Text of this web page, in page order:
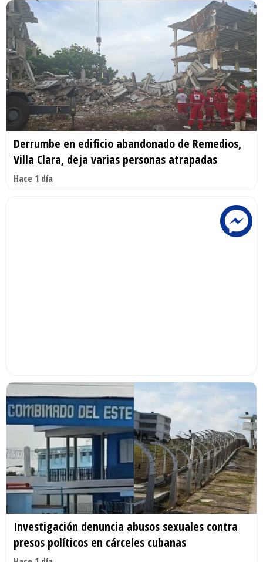
Derrumbe en edificio abandonado de Remedios,
Villa Clara, deja varias personas atrapadas
Hace 1 día
Investigación denuncia abusos sexuales contra
presos políticos en cárceles cubanas